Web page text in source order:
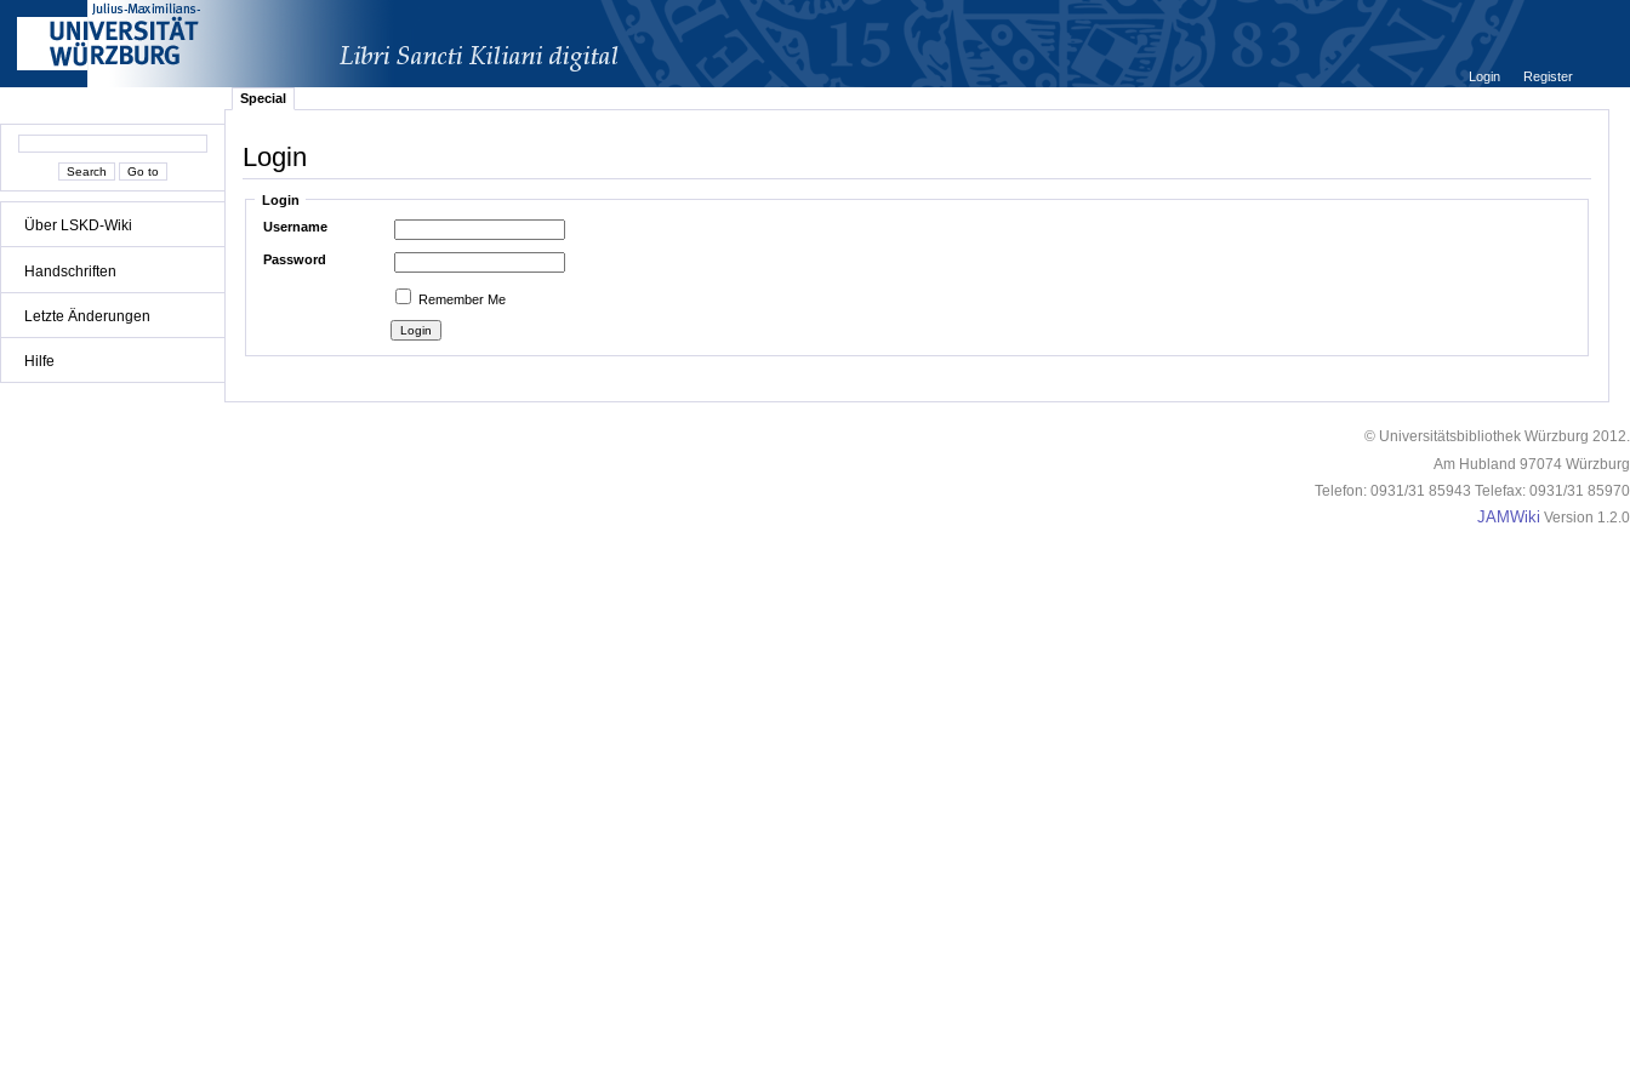
Über LSKD-Wiki
Handschriften
Letzte Änderungen
Hilfe
Login
Register
Special
Login
Login
Username
Password
Remember Me
© Universitätsbibliothek Würzburg 2012.
Am Hubland 97074 Würzburg
Telefon: 0931/31 85943 Telefax: 0931/31 85970
JAMWiki Version 1.2.0